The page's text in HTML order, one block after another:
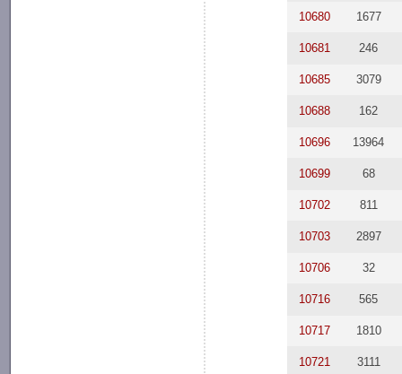
10680 1677
10681 246
10685 3079
10688 162
10696 13964
10699 68
10702 811
10703 2897
10706 32
10716 565
10717 1810
10721 3111